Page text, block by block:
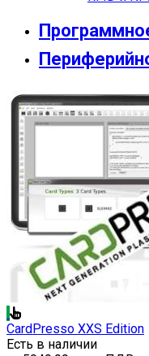
CardPresso XXS Edition
Есть в наличии